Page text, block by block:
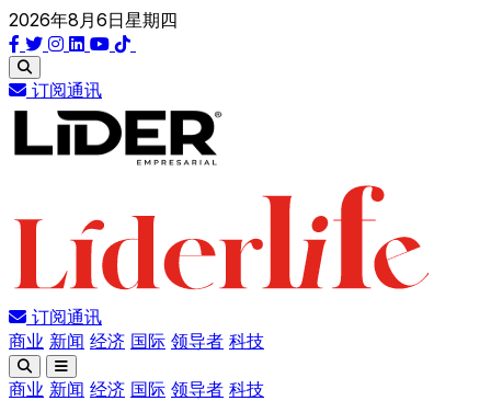
2026年8月6日星期四
订阅通讯
订阅通讯
商业 新闻 经济 国际 领导者 科技
商业 新闻 经济 国际 领导者 科技